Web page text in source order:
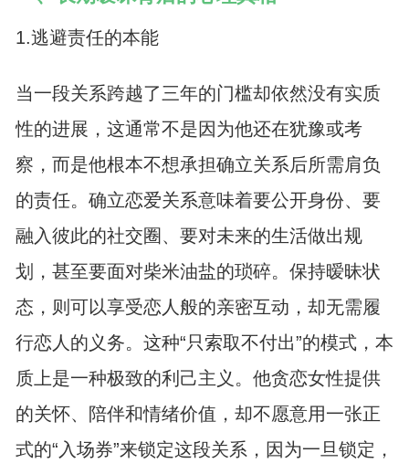
1.逃避责任的本能
当一段关系跨越了三年的门槛却依然没有实质
性的进展，这通常不是因为他还在犹豫或考
察，而是他根本不想承担确立关系后所需肩负
的责任。确立恋爱关系意味着要公开身份、要
融入彼此的社交圈、要对未来的生活做出规
划，甚至要面对柴米油盐的琐碎。保持暧昧状
态，则可以享受恋人般的亲密互动，却无需履
行恋人的义务。这种“只索取不付出”的模式，本
质上是一种极致的利己主义。他贪恋女性提供
的关怀、陪伴和情绪价值，却不愿意用一张正
式的“入场券”来锁定这段关系，因为一旦锁定，